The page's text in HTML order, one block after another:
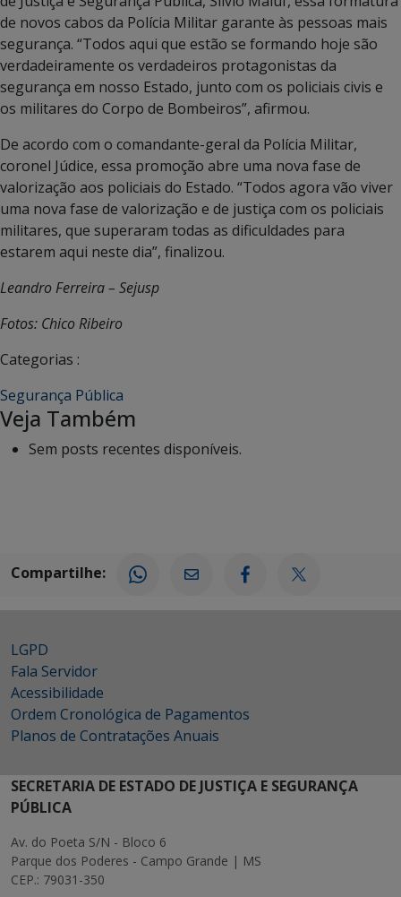
de novos cabos da Polícia Militar garante às pessoas mais
segurança. “Todos aqui que estão se formando hoje são
verdadeiramente os verdadeiros protagonistas da
segurança em nosso Estado, junto com os policiais civis e
os militares do Corpo de Bombeiros”, afirmou.
De acordo com o comandante-geral da Polícia Militar,
coronel Júdice, essa promoção abre uma nova fase de
valorização aos policiais do Estado. “Todos agora vão viver
uma nova fase de valorização e de justiça com os policiais
militares, que superaram todas as dificuldades para
estarem aqui neste dia”, finalizou.
Leandro Ferreira – Sejusp
Fotos: Chico Ribeiro
Categorias :
Segurança Pública
Veja Também
Sem posts recentes disponíveis.
Compartilhe:
LGPD
Fala Servidor
Acessibilidade
Ordem Cronológica de Pagamentos
Planos de Contratações Anuais
SECRETARIA DE ESTADO DE JUSTIÇA E SEGURANÇA
PÚBLICA
Av. do Poeta S/N - Bloco 6
Parque dos Poderes - Campo Grande | MS
CEP.: 79031-350